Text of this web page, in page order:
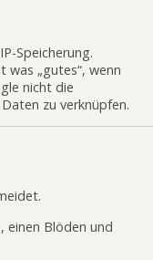
Speicherung.
was „gutes“, wenn
nicht die
zu verknüpfen.
einen Blöden und